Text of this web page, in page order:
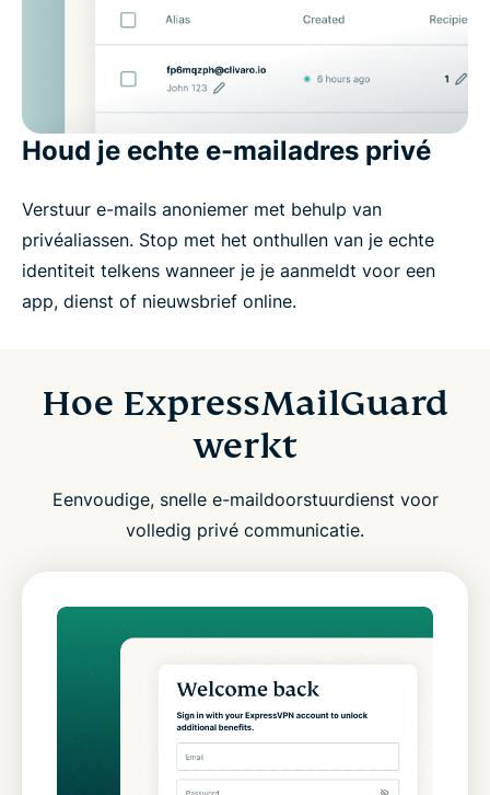
Houd je echte e-mailadres privé
Verstuur e-mails anoniemer met behulp van
privéaliassen. Stop met het onthullen van je echte
identiteit telkens wanneer je je aanmeldt voor een
app, dienst of nieuwsbrief online.
Hoe ExpressMailGuard
werkt
Eenvoudige, snelle e-maildoorstuurdienst voor
volledig privé communicatie.